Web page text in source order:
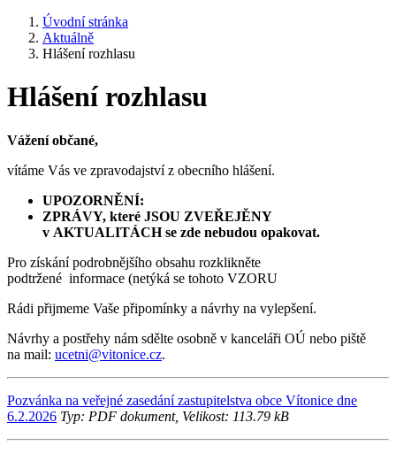
Úvodní stránka
Aktuálně
Hlášení rozhlasu
Hlášení rozhlasu
Vážení občané,
vítáme Vás ve zpravodajství z obecního hlášení.
UPOZORNĚNÍ:
ZPRÁVY, které JSOU ZVEŘEJĚNY
v AKTUALITÁCH se zde nebudou opakovat.
Pro získání podrobnějšího obsahu rozklikněte
podtržené informace (netýká se tohoto VZORU
Rádi přijmeme Vaše připomínky a návrhy na vylepšení.
Návrhy a postřehy nám sdělte osobně v kanceláři OÚ nebo piště
na mail: ucetni@vitonice.cz.
Pozvánka na veřejné zasedání zastupitelstva obce Vítonice dne
6.2.2026 Typ: PDF dokument, Velikost: 113.79 kB